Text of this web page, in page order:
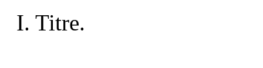
I. Titre.